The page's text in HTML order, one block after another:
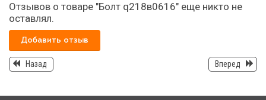
Отзывов о товаре "Болт q218в0616" еще никто не
оставлял.
Добавить отзыв
Назад Вперед